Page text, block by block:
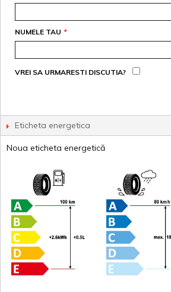
*
NUMELE TAU
VREI SA URMARESTI DISCUTIA?
Eticheta energetica
Noua eticheta energetică